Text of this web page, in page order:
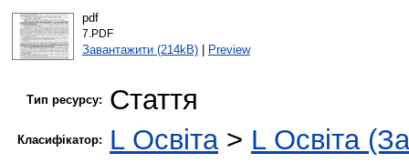
pdf
7.PDF
Завантажити (214kB)| Preview
Тип ресурсу: Стаття
Класифікатор: L Освіта> L Освіта